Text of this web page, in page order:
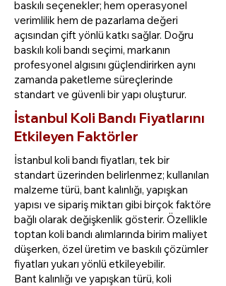
baskılı seçenekler; hem operasyonel
verimlilik hem de pazarlama değeri
açısından çift yönlü katkı sağlar. Doğru
baskılı koli bandı seçimi, markanın
profesyonel algısını güçlendirirken aynı
zamanda paketleme süreçlerinde
standart ve güvenli bir yapı oluşturur.
İstanbul Koli Bandı Fiyatlarını
Etkileyen Faktörler
İstanbul koli bandı fiyatları, tek bir
standart üzerinden belirlenmez; kullanılan
malzeme türü, bant kalınlığı, yapışkan
yapısı ve sipariş miktarı gibi birçok faktöre
bağlı olarak değişkenlik gösterir. Özellikle
toptan koli bandı alımlarında birim maliyet
düşerken, özel üretim ve baskılı çözümler
fiyatları yukarı yönlü etkileyebilir.
Bant kalınlığı ve yapışkan türü, koli